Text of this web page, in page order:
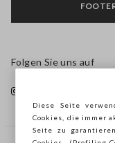
Folgen Sie uns auf
Diese Seite
Cookies, die immer
Seite zu